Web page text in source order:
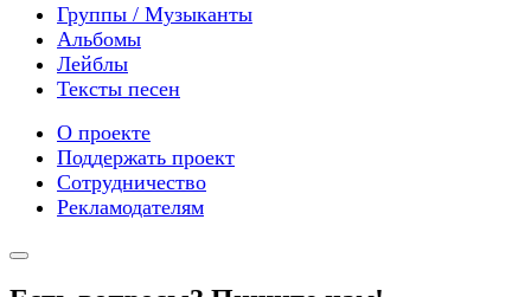
Группы / Музыканты
Альбомы
Лейблы
Тексты песен
О проекте
Поддержать проект
Сотрудничество
Рекламодателям